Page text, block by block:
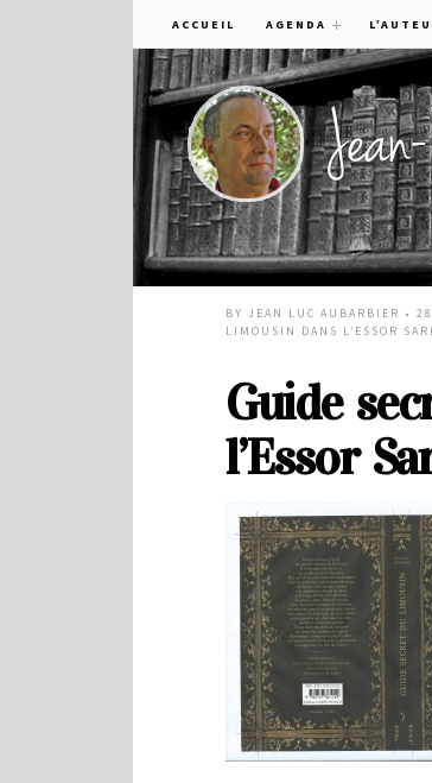
ACCUEIL AGENDA
BYJEAN LUC AUBARBIER •
LIMOUSIN DANS L’ESSOR
Guide
l’Essor